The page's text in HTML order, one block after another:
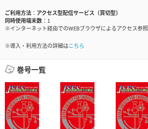
ご利用方法
アクセス型配信サービス（買切型）
同時使用端末数
1
※インターネット経由でのWEBブラウザによるアクセス参照
※導入・利用方法の詳細はこちら
巻号一覧